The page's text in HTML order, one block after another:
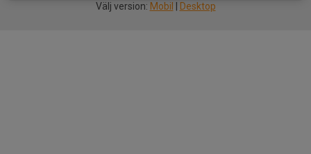
Välj version: Mobil Desktop